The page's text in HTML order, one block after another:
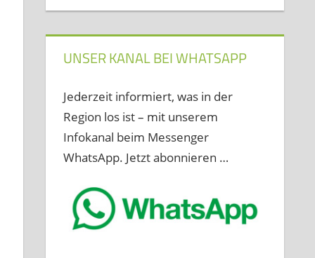
UNSER KANAL BEI WHATSAPP
Jederzeit informiert, was in der
Region los ist – mit unserem
Infokanal beim Messenger
WhatsApp. Jetzt abonnieren …